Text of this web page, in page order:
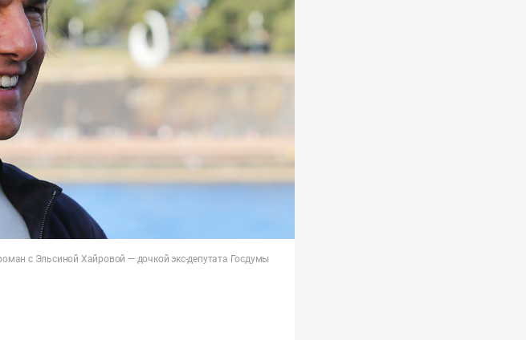
с Эльсиной Хайровой — дочкой экс-депутата Госдумы